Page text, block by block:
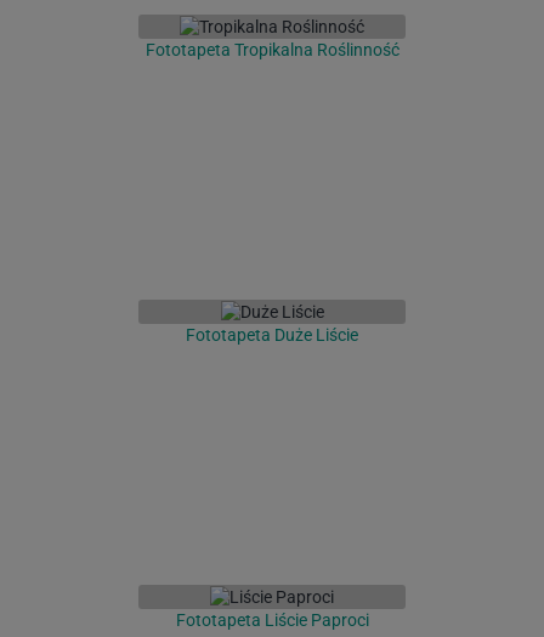
Fototapeta Tropikalna Roślinność
Fototapeta Duże Liście
Fototapeta Liście Paproci